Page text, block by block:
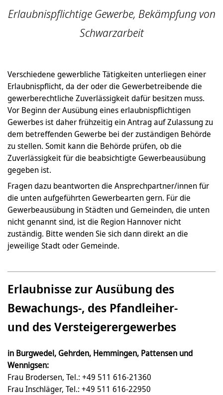
Erlaubnispflichtige Gewerbe, Bekämpfung von
Schwarzarbeit
Verschiedene gewerbliche Tätigkeiten unterliegen einer
Erlaubnispflicht, da der oder die Gewerbetreibende die
gewerberechtliche Zuverlässigkeit dafür besitzen muss.
Vor Beginn der Ausübung eines erlaubnispflichtigen
Gewerbes ist daher frühzeitig ein Antrag auf Zulassung zu
dem betreffenden Gewerbe bei der zuständigen Behörde
zu stellen. Somit kann die Behörde prüfen, ob die
Zuverlässigkeit für die beabsichtigte Gewerbeausübung
gegeben ist.
Fragen dazu beantworten die Ansprechpartner/innen für
die unten aufgeführten Gewerbearten gern. Für die
Gewerbeausübung in Städten und Gemeinden, die unten
nicht genannt sind, ist die Region Hannover nicht
zuständig. Bitte wenden Sie sich dann direkt an die
jeweilige Stadt oder Gemeinde.
Erlaubnisse zur Ausübung des
Bewachungs-, des Pfandleiher-
und des Versteigerergewerbes
in Burgwedel, Gehrden, Hemmingen, Pattensen und
Wennigsen:
Frau Brodersen, Tel.: +49 511 616-21360
Frau Inschläger, Tel.: +49 511 616-22950